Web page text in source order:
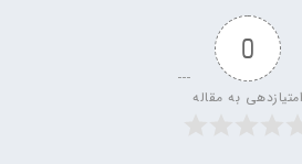
0
امتیازدهی به مقاله